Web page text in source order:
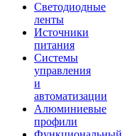
Светодиодные
ленты
Источники
питания
Системы
управления
и
автоматизации
Алюминиевые
профили